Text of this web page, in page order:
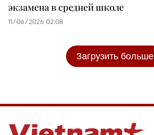
экзамена в средней школе
11/06/2026 02:08
Загрузить больше